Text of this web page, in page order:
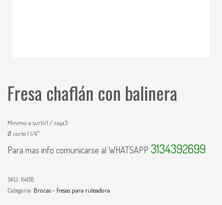
Fresa chaflán con balinera
Minimo a surtir1 / caja3
Ø corte 1 1/4″
Para mas info comunicarse al WHATSAPP 3134392699
SKU: 11468
Categoría: Brocas - fresas para ruteadora